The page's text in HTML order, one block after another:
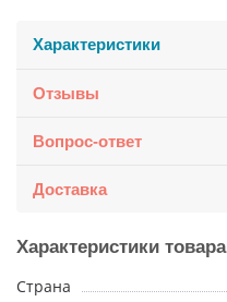
Характеристики
Отзывы
Вопрос-ответ
Доставка
Характеристики товара
Страна